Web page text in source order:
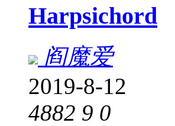
Harpsichord
阎魔爱
2019-8-12
4882 9 0